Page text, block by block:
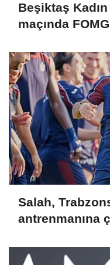
Beşiktaş Kadın
maçında
Salah,
antrenmanına